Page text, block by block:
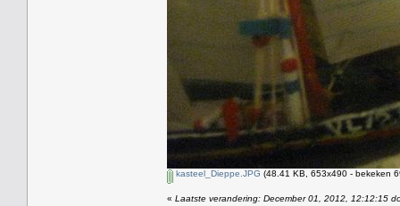
kasteel_Dieppe.JPG (48.41 KB, 653x490 - bekeken
« Laatste verandering: December 01, 2012, 12:12:15